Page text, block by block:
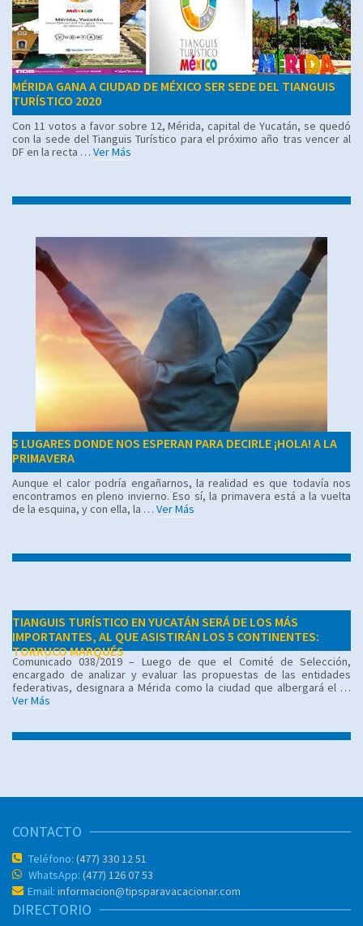
MÉRIDA GANA A CIUDAD DE MÉXICO SER SEDE DEL TIANGUIS
TURÍSTICO 2020
Con 11 votos a favor sobre 12, Mérida, capital de Yucatán, se quedó
con la sede del Tianguis Turístico para el próximo año tras vencer al
DF en la recta … Ver Más
5 LUGARES DONDE NOS ESPERAN PARA DECIRLE ¡HOLA! A LA
PRIMAVERA
Aunque el calor podría engañarnos, la realidad es que todavía nos
encontramos en pleno invierno. Eso sí, la primavera está a la vuelta
de la esquina, y con ella, la … Ver Más
TIANGUIS TURÍSTICO EN YUCATÁN SERÁ DE LOS MÁS
IMPORTANTES, AL QUE ASISTIRÁN LOS 5 CONTINENTES:
TORRUCO MARQUÉS
Comunicado 038/2019 – Luego de que el Comité de Selección,
encargado de analizar y evaluar las propuestas de las entidades
federativas, designara a Mérida como la ciudad que albergará el …
Ver Más
CONTACTO
Teléfono: (477) 330 12 51
WhatsApp: (477) 126 07 53
Email: informacion@tipsparavacacionar.com
DIRECTORIO